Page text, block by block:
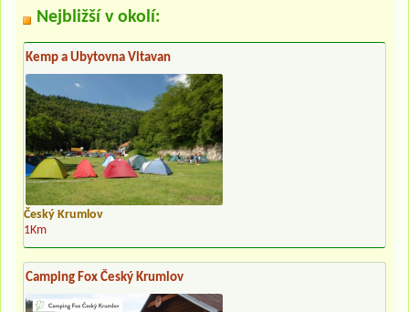
Nejbližší v okolí:
Kemp a Ubytovna Vltavan
Český Krumlov
1Km
Camping Fox Český Krumlov